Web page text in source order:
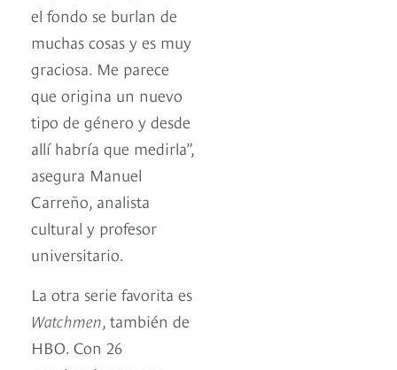
el fondo se burlan de
muchas cosas y es muy
graciosa. Me parece
que origina un nuevo
tipo de género y desde
allí habría que medirla”,
asegura Manuel
Carreño, analista
cultural y profesor
universitario.
La otra serie favorita es
Watchmen , también de
HBO. Con 26